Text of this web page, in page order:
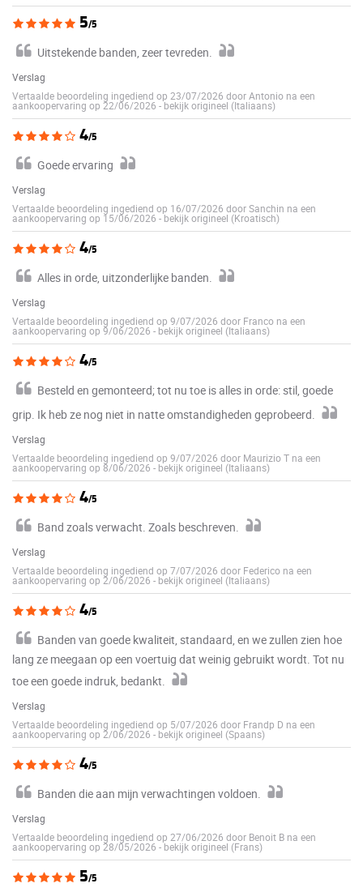
5/5
Uitstekende banden, zeer tevreden.
Verslag
Vertaalde beoordeling ingediend op 23/07/2026 door Antonio na een
aankoopervaring op 22/06/2026 -bekijk origineel (Italiaans)
4/5
Goede ervaring
Verslag
Vertaalde beoordeling ingediend op 16/07/2026 door Sanchin na een
aankoopervaring op 15/06/2026 -bekijk origineel (Kroatisch)
4/5
Alles in orde, uitzonderlijke banden.
Verslag
Vertaalde beoordeling ingediend op 9/07/2026 door Franco na een
aankoopervaring op 9/06/2026 - bekijk origineel (Italiaans)
4/5
Besteld en gemonteerd; tot nu toe is alles in orde: stil, goede
grip. Ik heb ze nog niet in natte omstandigheden geprobeerd.
Verslag
Vertaalde beoordeling ingediend op 9/07/2026 door Maurizio T na een
aankoopervaring op 8/06/2026 - bekijk origineel (Italiaans)
4/5
Band zoals verwacht. Zoals beschreven.
Verslag
Vertaalde beoordeling ingediend op 7/07/2026 door Federico na een
aankoopervaring op 2/06/2026 - bekijk origineel (Italiaans)
4/5
Banden van goede kwaliteit, standaard, en we zullen zien hoe
lang ze meegaan op een voertuig dat weinig gebruikt wordt. Tot nu
toe een goede indruk, bedankt.
Verslag
Vertaalde beoordeling ingediend op 5/07/2026 door Frandp D na een
aankoopervaring op 2/06/2026 - bekijk origineel (Spaans)
4/5
Banden die aan mijn verwachtingen voldoen.
Verslag
Vertaalde beoordeling ingediend op 27/06/2026 door Benoit B na een
aankoopervaring op 28/05/2026 -bekijk origineel (Frans)
5/5